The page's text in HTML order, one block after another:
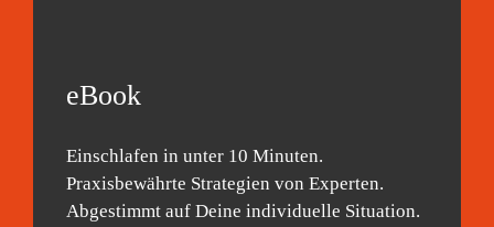
eBook
Einschlafen in unter 10 Minuten.
Praxisbewährte Strategien von Experten.
Abgestimmt auf Deine individuelle Situation.